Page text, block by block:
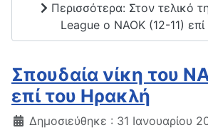
Περισσότερα: Στον τελικό
League o NAOK (12-11)
Σπουδαία νίκη του
επί του Ηρακλή
Δημοσιεύθηκε : 31 Ιανουαρίου